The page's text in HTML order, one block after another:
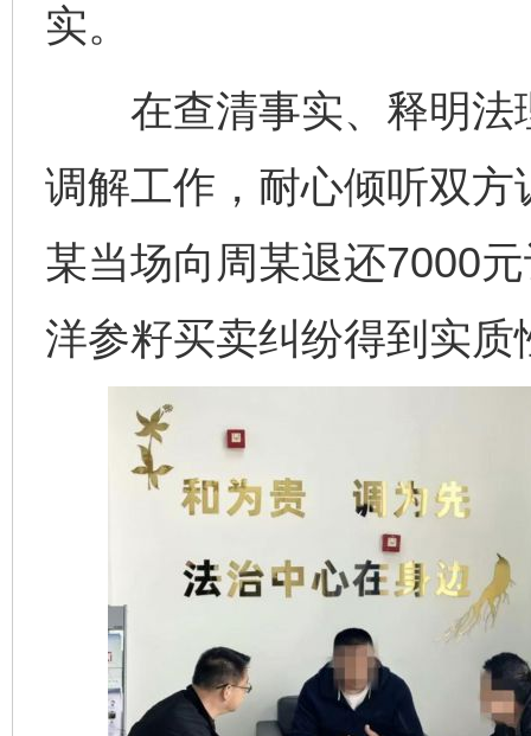
实。
在查清事实、释明法
调解工作，耐心倾听双
某当场向周某退还7000
洋参籽买卖纠纷得到实质